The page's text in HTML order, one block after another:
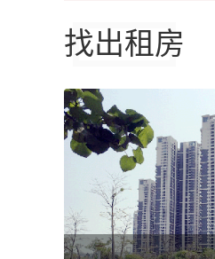
找出租房